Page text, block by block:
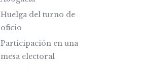
Huelga del turno de
oficio
Participación en una
mesa electoral